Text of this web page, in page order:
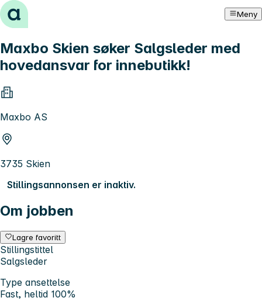
Hopp til innhold Meny
Maxbo Skien søker Salgsleder med
hovedansvar for innebutikk!
Maxbo AS
3735 Skien
Stillingsannonsen er inaktiv.
Om jobben
Lagre favoritt
Stillingstittel
Salgsleder
Type ansettelse
Fast, heltid 100%